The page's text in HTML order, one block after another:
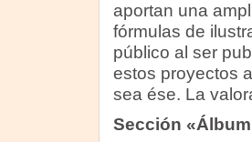
aportan una
fórmulas de
público al ser
estos proyectos
sea ése. La
Sección